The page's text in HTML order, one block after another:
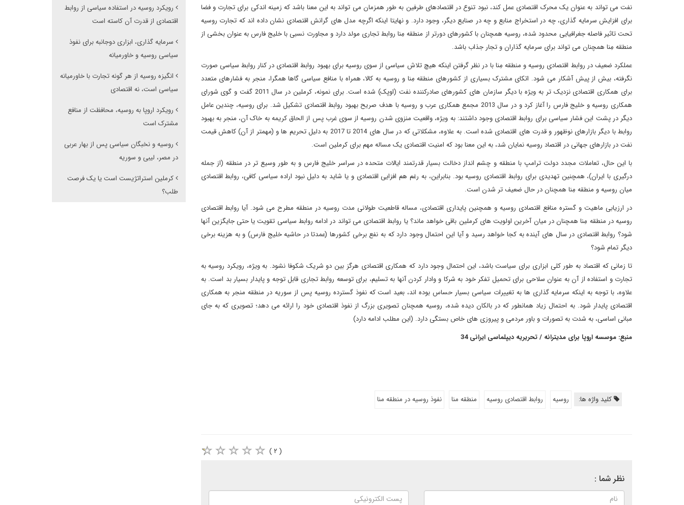
نفت می تواند به عنوان یک محرک اقتصادی عمل کند، نبود تنوع در اقتصادهای طرفین به طور همزمان می تواند به این معنا باشد که زمینه اندکی برای تجارت و فضا
برای افزایش سرمایه گذاری، چه در استخراج منابع و چه در صنایع دیگر، وجود دارد. و نهایتا اینکه اگرچه مدل های گرانش اقتصادی نشان داده اند که تجارت روسیه
تحت تاثیر فاصله جغرافیایی محدود شده، روسیه همچنان با کشورهای دورتر از منطقه مِنا روابط تجاری مولد دارد و مجاورت نسبی با خلیج فارس به عنوان بخشی از
منطقه مِنا همچنان می تواند برای سرمایه گذاران و تجار جذاب باشد.
عملکرد ضعیف در روابط اقتصادی روسیه و منطقه مِنا با در نظر گرفتن اینکه هیچ تلاش سیاسی از سوی روسیه برای بهبود روابط اقتصادی در کنار روابط سیاسی صورت
نگرفته، بیش از پیش آشکار می شود. اتکای مشترک بسیاری از کشورهای منطقه مِنا و روسیه به کالا، همراه با منافع سیاسی گاها همگرا، منجر به فشارهای متعدد
برای همکاری اقتصادی نزدیک تر به ویژه با دیگر سازمان های کشورهای صادرکننده نفت (اوپک) شده است. برای نمونه، کرملین در سال 2011 گفت و گوی شورای
همکاری روسیه و خلیج فارس را آغاز کرد و در سال 2013 مجمع همکاری عرب و روسیه با هدف صریح بهبود روابط اقتصادی تشکیل شد. برای روسیه، چندین عامل
دیگر در پشت این فشار سیاسی برای روابط اقتصادی وجود داشتند: به ویژه، واقعیت منزوی شدن روسیه از سوی غرب پس از الحاق کریمه به خاک آن، منجر به بهبود
روابط با دیگر بازارهای نوظهور و قدرت های اقتصادی شده است. به علاوه، مشکلاتی که در سال های 2014 تا 2017 به دلیل تحریم ها و (مهمتر از آن) کاهش قیمت
نفت در بازارهای جهانی در اقتصاد روسیه نمایان شد، به این معنا بود که امنیت اقتصادی یک مساله مهم برای کرملین است.
با این حال، تعاملات مجدد دولت ترامپ با منطقه و چشم انداز دخالت بسیار قدرتمند ایالات متحده در سراسر خلیج فارس و به طور وسیع تر در منطقه (از جمله
درگیری با ایران)، همچنین تهدیدی برای روابط اقتصادی روسیه بود. بنابراین، به رغم هم افزایی اقتصادی و یا شاید به دلیل نبود اراده سیاسی کافی، روابط اقتصادی
میان روسیه و منطقه مِنا همچنان در حال ضعیف تر شدن است.
در ارزیابی ماهیت و گستره منافع اقتصادی روسیه و همچنین پایداری اقتصادی، مساله قاطعیت طولانی مدت روسیه در منطقه مطرح می شود. آیا روابط اقتصادی
روسیه در منطقه مِنا همچنان در میان آخرین اولویت های کرملین باقی خواهد ماند؟ یا روابط اقتصادی می تواند در ادامه روابط سیاسی تقویت یا حتی جایگزین آنها
شود؟ روابط اقتصادی در سال های آینده به کجا خواهد رسید و آیا این احتمال وجود دارد که به نفع برخی کشورها (عمدتا در حاشیه خلیج فارس) و به هزینه برخی
دیگر تمام شود؟
تا زمانی که اقتصاد به طور کلی ابزاری برای سیاست باشد، این احتمال وجود دارد که همکاری اقتصادی هرگز بین دو شریک شکوفا نشود. به ویژه، رویکرد روسیه به
تجارت و استفاده از آن به عنوان سلاحی برای تحمیل تفکر خود به شرکا و وادار کردن آنها به تسلیم، برای توسعه روابط تجاری قابل توجه و پایدار بسیار بد است. به
علاوه، با توجه به اینکه سرمایه گذاری ها به تغییرات سیاسی بسیار حساس بوده اند، بعید است که نفوذ گسترده روسیه پس از سوریه در منطقه منجر به همکاری
اقتصادی پایدار شود. به احتمال زیاد همانطور که در بالکان دیده شده، روسیه همچنان تصویری بزرگ از نفوذ اقتصادی خود را ارائه می دهد؛ تصویری که به جای
مبانی اساسی، به شدت به تصورات و باور مردمی و پیروزی های خاص بستگی دارد. (این مطلب ادامه دارد)
منبع: موسسه اروپا برای مدیترانه / تحریریه دیپلماسی ایرانی 34
کلید واژه ها: روسیه روابط اقتصادی روسیه منطقه منا نفوذ روسیه در منطقه منا
( ۲ )
نظر شما :
رویکرد روسیه در استفاده سیاسی از روابط
اقتصادی از قدرت آن کاسته است
سرمایه گذاری، ابزاری د‌وجانبه برای نفوذ
سیاسی روسیه و خاورمیانه
انگیزه روسیه از هر گونه تجارت با خاورمیانه
سیاسی است، نه اقتصادی
رویکرد اروپا به روسیه، محافظت از منافع
مشترک است
روسیه و نخبگان سیاسی پس از بهار عربی
در مصر، لیبی و سوریه
کرملین استراتژیست است یا یک فرصت
طلب؟